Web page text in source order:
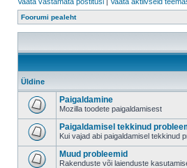
Foorumi pealeht
Üldine
Paigaldamine
Mozilla toodete paigaldamisest
Paigaldamisel tekkinud
Kui vajad abi paigaldamisel tekkinud
Muud probleemid
Rakenduste või laienduste